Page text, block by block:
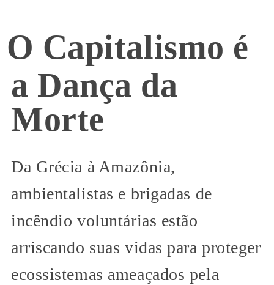
O Capitalismo é
a Dança da
Morte
Da Grécia à Amazônia,
ambientalistas e brigadas de
incêndio voluntárias estão
arriscando suas vidas para proteger
ecossistemas ameaçados pela